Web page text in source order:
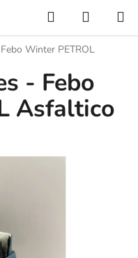
Hledat
KOŠÍK
Winter PETROL
- Febo
Asfaltico